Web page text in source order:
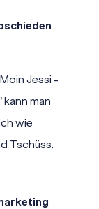
Jessi -
man
wie
Tschüss.